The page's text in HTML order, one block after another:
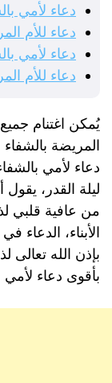
دعاء لأمي
دعاء للأم
دعاء لأمي
دعاء للأم
يُمكن اغتنام
المريضة
دعاء لأمي
ليلة القدر،
من عافية قلبي
الأبناء، الدعاء
بإذن الله
بأقوى دعاء